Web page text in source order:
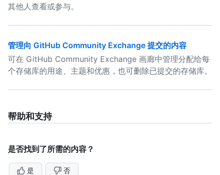
其他人查看或参与。
管理向 GitHub Community Exchange 提交的内容
可在 GitHub Community Exchange 画廊中管理分配给每
个存储库的用途、主题和优惠，也可删除已提交的存储库。
帮助和支持
是否找到了所需的内容？
是 否